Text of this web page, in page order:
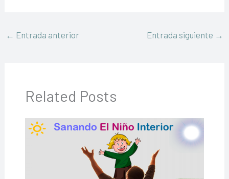
← Entrada anterior Entrada siguiente →
Related Posts